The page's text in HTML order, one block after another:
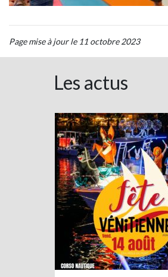
Page mise à jour le 11 octobre 2023
Les actus